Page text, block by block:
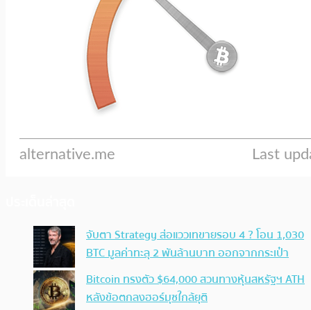
จับตา Strategy ส่อแววเทขายรอบ 4 ? โอน 1,030
BTC มูลค่าทะลุ 2 พันล้านบาท ออกจากกระเป๋า
Bitcoin ทรงตัว $64,000 สวนทางหุ้นสหรัฐฯ ATH
หลังข้อตกลงฮอร์มุซใกล้ยุติ